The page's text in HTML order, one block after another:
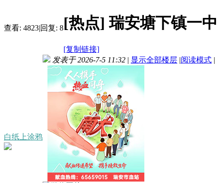
查看: 4823|回复: 8[热点]瑞安塘下镇一
[复制链接]
白纸上涂鸦
发表于 2026-7-5 11:32 | 显示全部楼层 |阅读模式 |